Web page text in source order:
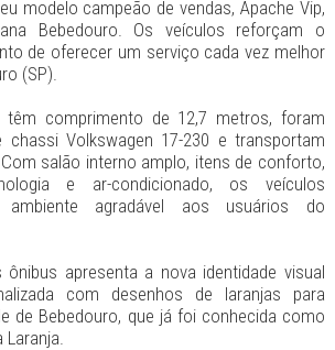
modelo campeão de vendas, Apache Vip,
Bebedouro. Os veículos reforçam o
de oferecer um serviço cada vez melhor
(SP).
comprimento de 12,7 metros, foram
chassi Volkswagen 17-230 e transportam
salão interno amplo, itens de conforto,
e ar-condicionado, os veículos
ambiente agradável aos usuários do
apresenta a nova identidade visual
com desenhos de laranjas para
de Bebedouro, que já foi conhecida como